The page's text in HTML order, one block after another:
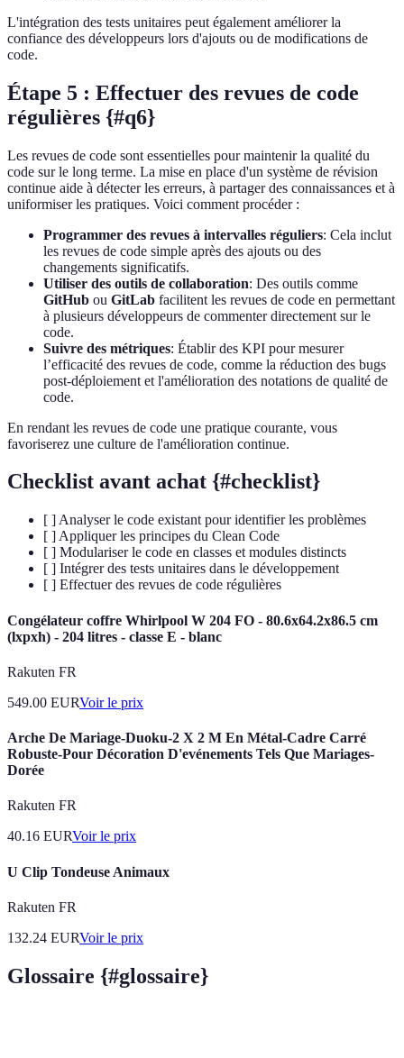
L'intégration des tests unitaires peut également améliorer la
confiance des développeurs lors d'ajouts ou de modifications de
code.
Étape 5 : Effectuer des revues de code
régulières {#q6}
Les revues de code sont essentielles pour maintenir la qualité du
code sur le long terme. La mise en place d'un système de révision
continue aide à détecter les erreurs, à partager des connaissances et à
uniformiser les pratiques. Voici comment procéder :
Programmer des revues à intervalles réguliers: Cela inclut
les revues de code simple après des ajouts ou des
changements significatifs.
Utiliser des outils de collaboration: Des outils comme
GitHub ou GitLab facilitent les revues de code en permettant
à plusieurs développeurs de commenter directement sur le
code.
Suivre des métriques: Établir des KPI pour mesurer
l’efficacité des revues de code, comme la réduction des bugs
post-déploiement et l'amélioration des notations de qualité de
code.
En rendant les revues de code une pratique courante, vous
favoriserez une culture de l'amélioration continue.
Checklist avant achat {#checklist}
[ ] Analyser le code existant pour identifier les problèmes
[ ] Appliquer les principes du Clean Code
[ ] Modulariser le code en classes et modules distincts
[ ] Intégrer des tests unitaires dans le développement
[ ] Effectuer des revues de code régulières
Congélateur coffre Whirlpool W 204 FO - 80.6x64.2x86.5 cm
(lxpxh) - 204 litres - classe E - blanc
Rakuten FR
549.00 EURVoir le prix
Arche De Mariage-Duoku-2 X 2 M En Métal-Cadre Carré
Robuste-Pour Décoration D'evénements Tels Que Mariages-
Dorée
Rakuten FR
40.16 EURVoir le prix
U Clip Tondeuse Animaux
Rakuten FR
132.24 EURVoir le prix
Glossaire {#glossaire}